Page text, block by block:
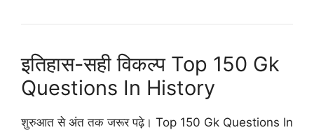
इतिहास-सही विकल्प Top 150 Gk
Questions In History
शुरुआत से अंत तक जरूर पढ़े। Top 150 Gk Questions In